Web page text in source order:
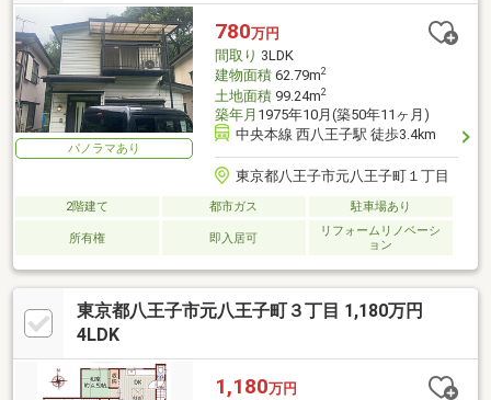
パノラマあり
780万円
間取り 3LDK
建物面積62.79m2
土地面積99.24m2
築年月 1975年10月(築50年11ヶ月)
中央本線 西八王子駅 徒歩3.4km
東京都八王子市元八王子町１丁目
2階建て 都市ガス 駐車場あり
所有権 即入居可
リフォームリノベーシ
ョン
東京都八王子市元八王子町３丁目 1,180万円
4LDK
1,180万円